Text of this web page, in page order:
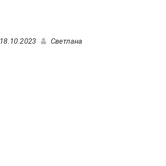
18.10.2023 Светлана